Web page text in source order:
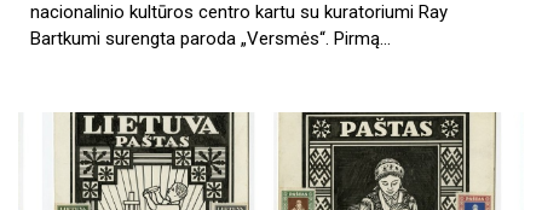
nacionalinio kultūros centro kartu su kuratoriumi Ray
Bartkumi surengta paroda „Versmės“. Pirmą…